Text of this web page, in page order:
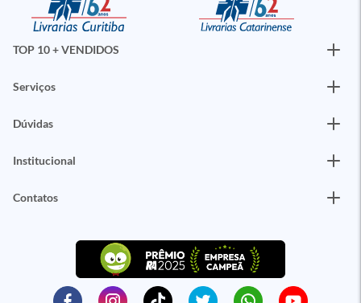
TOP 10 + VENDIDOS
Serviços
Dúvidas
Institucional
Contatos